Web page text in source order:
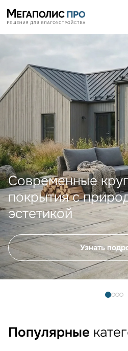
Современные
покрытия с
эстетикой
Узнать
Популярные